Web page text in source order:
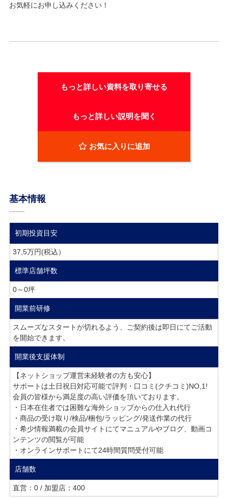
お気軽にお申し込みください！
もっと詳しい資料を取り寄せる
もっと詳しい説明を聞く
お気に入りに追加
基本情報
初期投資目安
37,5万円(税込）
標準店舗坪数
0～0坪
開業前研修
スムーズなスタートが切れるよう、ご契約後は即日にてご活動
を開始できます。
開業後支援体制
【ネットショップ運営未経験者の方も安心】
サポートは土日祝日対応可能で評判・口コミ(クチコミ)NO,1!
会員の皆様から満足度の高い評価を頂いております。
・日本在住者では困難な海外ショップからの仕入れ代行
・商品の受け取り/検品/梱包/ラッピング/発送作業の代行
・希少情報満載の会員サイトにてマニュアルやブログ、動画コ
ンテンツの閲覧が可能
・オンラインサポートにて24時間質問受付可能
店舗数
直営：0 / 加盟店：400